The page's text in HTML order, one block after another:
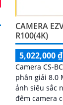
CAMERA
R100(4K)
5,022,000 ₫
Camera CS-
phân giải 8.0
ảnh siêu sắc
đêm camera